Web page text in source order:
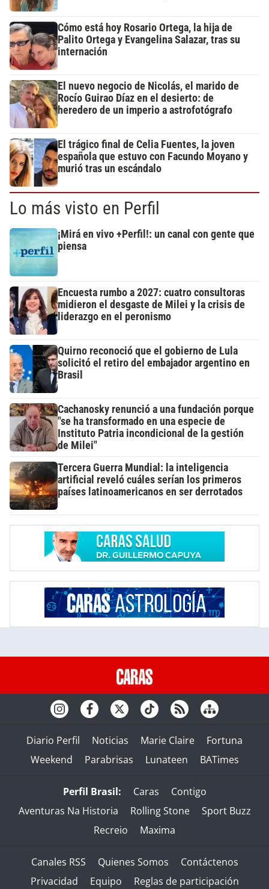
Cómo está hoy Rosario Ortega, la hija de
Palito Ortega y Evangelina Salazar, tras su
internación
El nuevo negocio de Nicolás, el marido de
Rocío Guirao Díaz en el desierto: de
heredero de un imperio a astrofotógrafo
El trágico final de Celia Fuentes, la joven
española que estuvo con Facundo Moyano y
murió tras un escándalo
Lo más visto en Perfil
¡Mirá en vivo +Perfil!: un canal con gente que
piensa
Encuesta rumbo a 2027: cuatro consultoras
midieron el desgaste de Milei y la crisis de
liderazgo en el peronismo
Quirno reconoció que el gobierno de Lula
solicitó el retiro del embajador argentino en
Brasil
Cachanosky renunció a una fundación porque
"se ha transformado en una especie de
Instituto Patria incondicional de la gestión
de Milei"
Tercera Guerra Mundial: la inteligencia
artificial reveló cuáles serían los primeros
países latinoamericanos en ser derrotados
Diario Perfil Noticias Marie Claire
Fortuna
Weekend
Parabrisas Lunateen BATimes
Perfil Brasil: Caras
Contigo
Aventuras Na Historia
Rolling Stone
Sport Buzz
Recreio
Maxima
Canales RSS Quienes Somos
Contáctenos
Privacidad
Equipo Reglas de participación